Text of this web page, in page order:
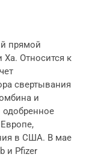
прямой
Относится к
свертывания
и
в США. В мае
и Pfizer